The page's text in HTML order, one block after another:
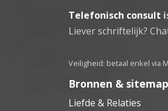
Telefonisch consult
Liever schriftelijk?
Veiligheid: betaal enkel via
Bronnen & sitemap
Liefde & Relaties